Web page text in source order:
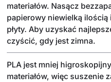
materiałów. Nasącz
papierowy niewielką
płyty. Aby uzyskać
czyścić, gdy jest zimna.
PLA jest mniej
materiałów, więc suszenie